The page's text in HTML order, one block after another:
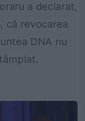
a declarat,
că revocarea
DNA nu